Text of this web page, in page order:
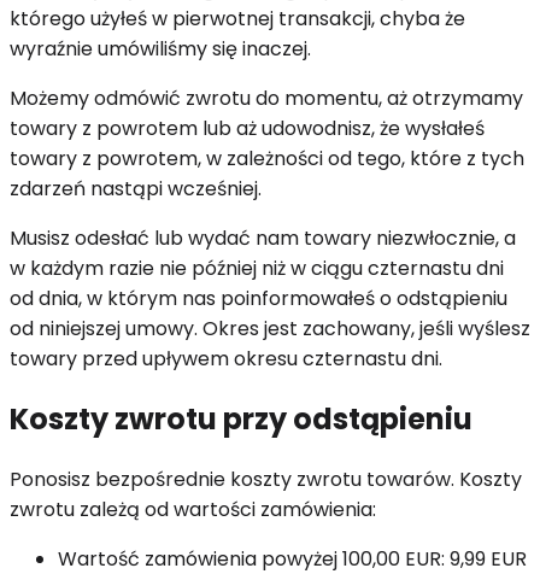
którego użyłeś w pierwotnej transakcji, chyba że
wyraźnie umówiliśmy się inaczej.
Możemy odmówić zwrotu do momentu, aż otrzymamy
towary z powrotem lub aż udowodnisz, że wysłałeś
towary z powrotem, w zależności od tego, które z tych
zdarzeń nastąpi wcześniej.
Musisz odesłać lub wydać nam towary niezwłocznie, a
w każdym razie nie później niż w ciągu czternastu dni
od dnia, w którym nas poinformowałeś o odstąpieniu
od niniejszej umowy. Okres jest zachowany, jeśli wyślesz
towary przed upływem okresu czternastu dni.
Koszty zwrotu przy odstąpieniu
Ponosisz bezpośrednie koszty zwrotu towarów. Koszty
zwrotu zależą od wartości zamówienia:
Wartość zamówienia powyżej 100,00 EUR: 9,99 EUR